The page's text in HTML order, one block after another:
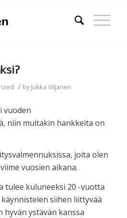
/ byJukka Viljanen
vuoden
niin muitakin hankkeita on
joita olen
vuosien aikana.
tulee kuluneeksi 20 -vuotta
siihen liittyvää
ystävän kanssa